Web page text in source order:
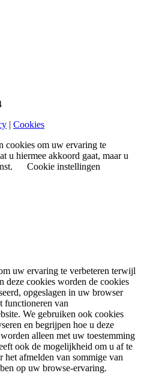
| Cookies
cookies om uw ervaring te
u hiermee akkoord gaat, maar u
Cookie instellingen
uw ervaring te verbeteren terwijl
deze cookies worden de cookies
opgeslagen in uw browser
functioneren van
We gebruiken ook cookies
en begrijpen hoe u deze
alleen met uw toestemming
ook de mogelijkheid om u af te
het afmelden van sommige van
op uw browse-ervaring.